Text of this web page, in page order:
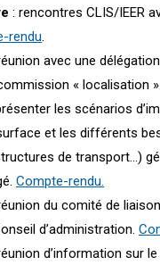
: rencontres CLIS/IEER
rendu.
avec une
« localisation
les scénarios
et les différents
de transport…)
Compte-rendu.
du comité de
d’administration.
d’information sur